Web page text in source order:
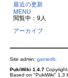
最近の更新
MENU
閲覧中：9人
アーカイブ
Site admin: gamedb.
PukiWiki 1.4.7
Based on "PukiWiki" 1.3